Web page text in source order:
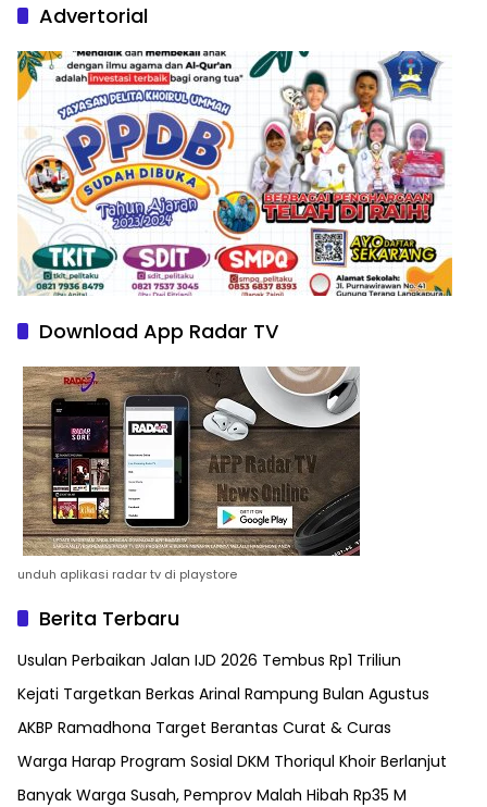
Advertorial
Download App Radar TV
unduh aplikasi radar tv di playstore
Berita Terbaru
Usulan Perbaikan Jalan IJD 2026 Tembus Rp1 Triliun
Kejati Targetkan Berkas Arinal Rampung Bulan Agustus
AKBP Ramadhona Target Berantas Curat & Curas
Warga Harap Program Sosial DKM Thoriqul Khoir Berlanjut
Banyak Warga Susah, Pemprov Malah Hibah Rp35 M